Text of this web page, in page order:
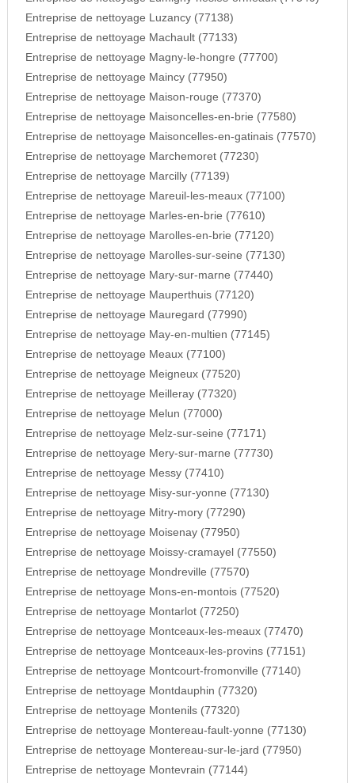
Entreprise de nettoyage Luzancy (77138)
Entreprise de nettoyage Machault (77133)
Entreprise de nettoyage Magny-le-hongre (77700)
Entreprise de nettoyage Maincy (77950)
Entreprise de nettoyage Maison-rouge (77370)
Entreprise de nettoyage Maisoncelles-en-brie (77580)
Entreprise de nettoyage Maisoncelles-en-gatinais (77570)
Entreprise de nettoyage Marchemoret (77230)
Entreprise de nettoyage Marcilly (77139)
Entreprise de nettoyage Mareuil-les-meaux (77100)
Entreprise de nettoyage Marles-en-brie (77610)
Entreprise de nettoyage Marolles-en-brie (77120)
Entreprise de nettoyage Marolles-sur-seine (77130)
Entreprise de nettoyage Mary-sur-marne (77440)
Entreprise de nettoyage Mauperthuis (77120)
Entreprise de nettoyage Mauregard (77990)
Entreprise de nettoyage May-en-multien (77145)
Entreprise de nettoyage Meaux (77100)
Entreprise de nettoyage Meigneux (77520)
Entreprise de nettoyage Meilleray (77320)
Entreprise de nettoyage Melun (77000)
Entreprise de nettoyage Melz-sur-seine (77171)
Entreprise de nettoyage Mery-sur-marne (77730)
Entreprise de nettoyage Messy (77410)
Entreprise de nettoyage Misy-sur-yonne (77130)
Entreprise de nettoyage Mitry-mory (77290)
Entreprise de nettoyage Moisenay (77950)
Entreprise de nettoyage Moissy-cramayel (77550)
Entreprise de nettoyage Mondreville (77570)
Entreprise de nettoyage Mons-en-montois (77520)
Entreprise de nettoyage Montarlot (77250)
Entreprise de nettoyage Montceaux-les-meaux (77470)
Entreprise de nettoyage Montceaux-les-provins (77151)
Entreprise de nettoyage Montcourt-fromonville (77140)
Entreprise de nettoyage Montdauphin (77320)
Entreprise de nettoyage Montenils (77320)
Entreprise de nettoyage Montereau-fault-yonne (77130)
Entreprise de nettoyage Montereau-sur-le-jard (77950)
Entreprise de nettoyage Montevrain (77144)